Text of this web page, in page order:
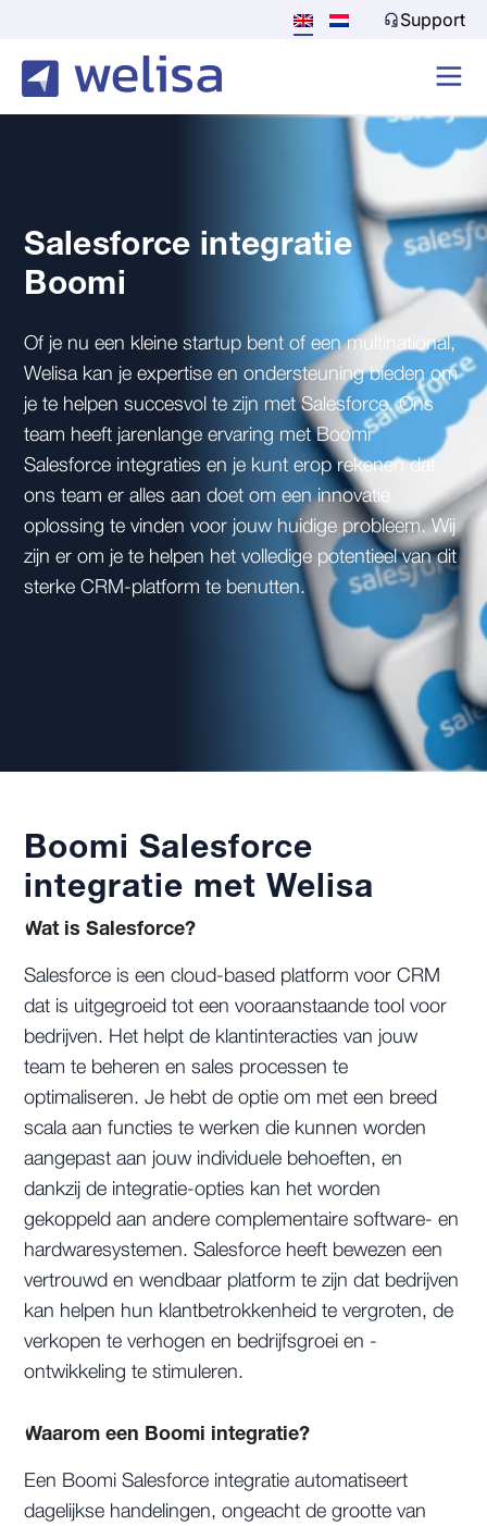
Support
Salesforce integratie
Boomi
Of je nu een kleine startup bent of een multinational,
Welisa kan je expertise en ondersteuning bieden om
je te helpen succesvol te zijn met Salesforce. Ons
team heeft jarenlange ervaring met Boomi
Salesforce integraties en je kunt erop rekenen dat
ons team er alles aan doet om een innovatie
oplossing te vinden voor jouw huidige probleem. Wij
zijn er om je te helpen het volledige potentieel van dit
sterke CRM-platform te benutten.
Boomi Salesforce
integratie met Welisa
Wat is Salesforce?
Salesforce is een cloud-based platform voor CRM
dat is uitgegroeid tot een vooraanstaande tool voor
bedrijven. Het helpt de klantinteracties van jouw
team te beheren en sales processen te
optimaliseren. Je hebt de optie om met een breed
scala aan functies te werken die kunnen worden
aangepast aan jouw individuele behoeften, en
dankzij de integratie-opties kan het worden
gekoppeld aan andere complementaire software- en
hardwaresystemen. Salesforce heeft bewezen een
vertrouwd en wendbaar platform te zijn dat bedrijven
kan helpen hun klantbetrokkenheid te vergroten, de
verkopen te verhogen en bedrijfsgroei en -
ontwikkeling te stimuleren.
Waarom een Boomi integratie?
Een Boomi Salesforce integratie automatiseert
dagelijkse handelingen, ongeacht de grootte van